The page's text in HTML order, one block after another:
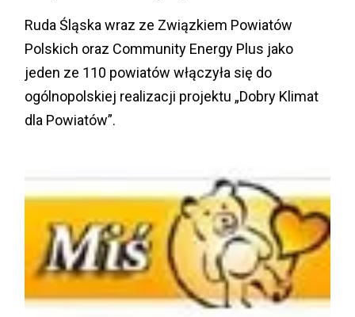
Ruda Śląska wraz ze Związkiem Powiatów
Polskich oraz Community Energy Plus jako
jeden ze 110 powiatów włączyła się do
ogólnopolskiej realizacji projektu „Dobry Klimat
dla Powiatów”.